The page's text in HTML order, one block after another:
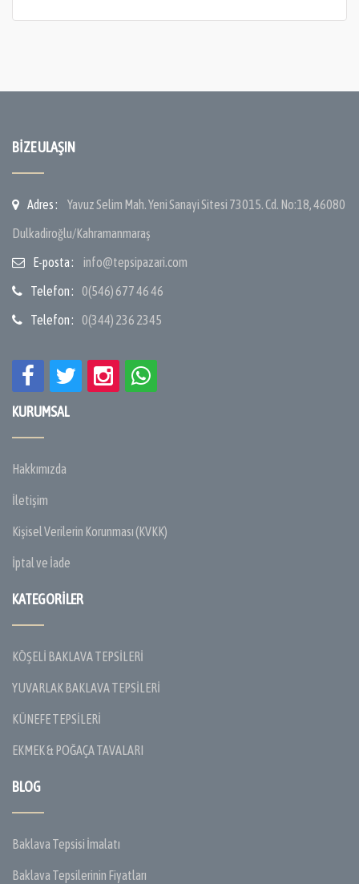
BIZE ULAŞIN
Adres :
Yavuz Selim Mah. Yeni Sanayi Sitesi 73015. Cd. No:18, 46080
Dulkadiroğlu/Kahramanmaraş
E-posta :
info@tepsipazari.com
Telefon :
0(546) 677 46 46
Telefon :
0(344) 236 2345
KURUMSAL
Hakkımızda
İletişim
Kişisel Verilerin Korunması (KVKK)
İptal ve İade
KATEGORILER
KÖŞELİ BAKLAVA TEPSİLERİ
YUVARLAK BAKLAVA TEPSİLERİ
KÜNEFE TEPSİLERİ
EKMEK & POĞAÇA TAVALARI
BLOG
Baklava Tepsisi İmalatı
Baklava Tepsilerinin Fiyatları